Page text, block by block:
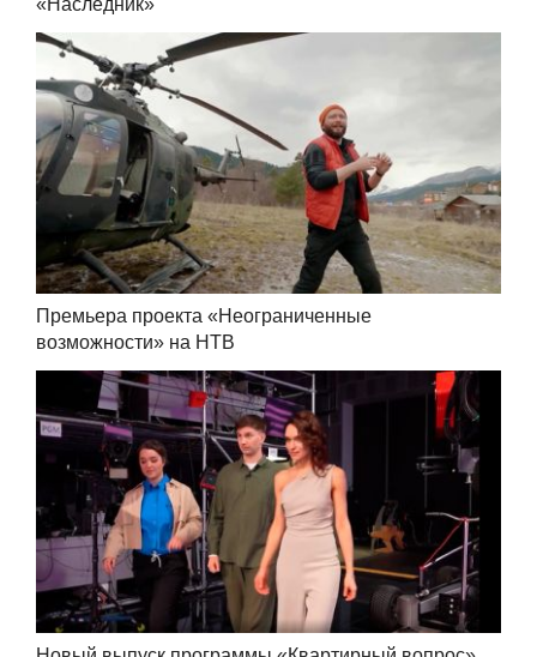
Премьера проекта «Неограниченные
возможности» на НТВ